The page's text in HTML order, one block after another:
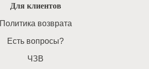
Для клиентов
Политика возврата
Есть вопросы?
ЧЗВ